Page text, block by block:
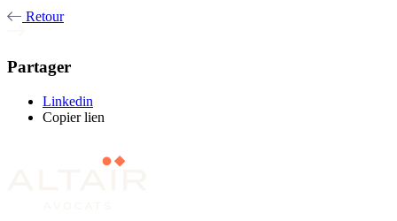
Retour
Partager
Linkedin
Copier lien